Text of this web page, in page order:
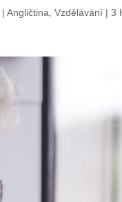
|Angličtina ,Vzdělávání |3